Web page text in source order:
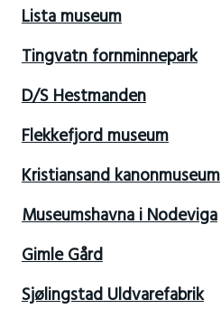
Lista museum
Tingvatn fornminnepark
D/S Hestmanden
Flekkefjord museum
Kristiansand kanonmuseum
Museumshavna i Nodeviga
Gimle Gård
Sjølingstad Uldvarefabrik